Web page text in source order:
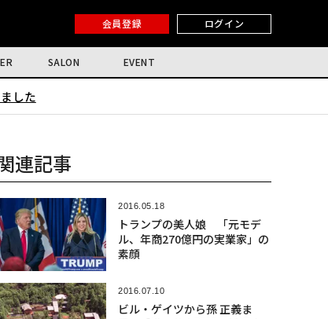
会員登録 ログイン
SALON EVENT
した
連記事
2016.05.18
トランプの美人娘 「元モデ
ル、年商270億円の実業家」の
素顔
2016.07.10
ビル・ゲイツから孫 正義ま